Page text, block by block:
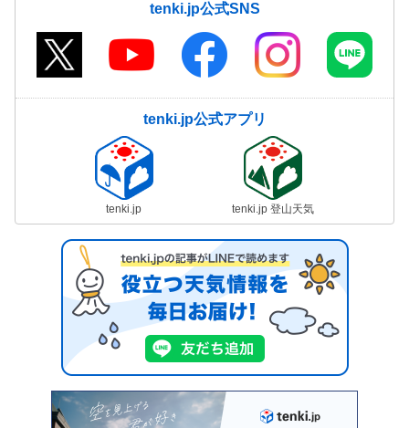
tenki.jp公式SNS
tenki.jp公式アプリ
tenki.jp tenki.jp 登山天気